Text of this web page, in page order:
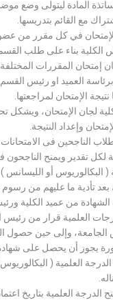
المادة ليتولى وضع
مع القائم بتدريسها.
في كل مقرر من
الكلية بناء على طلب
إمتحان المقررات
العميد او رئيس
الإمتحان لمراجعتها.
لجان الإمتحان، ويشكل
وإعداد النتيجة.
الناجحين فى
لكل تقدير ويمنح
( البكالوريوس أو الليسانس )
بعد تأدية ما عليهم من رسوم
الشهادة من عميد الكلية
العلمية قرار من رئيس
وإلى حين حصول
يجوز أن يحصل على
الدرجة العلمية (
الدرجة العلمية بتاريخ